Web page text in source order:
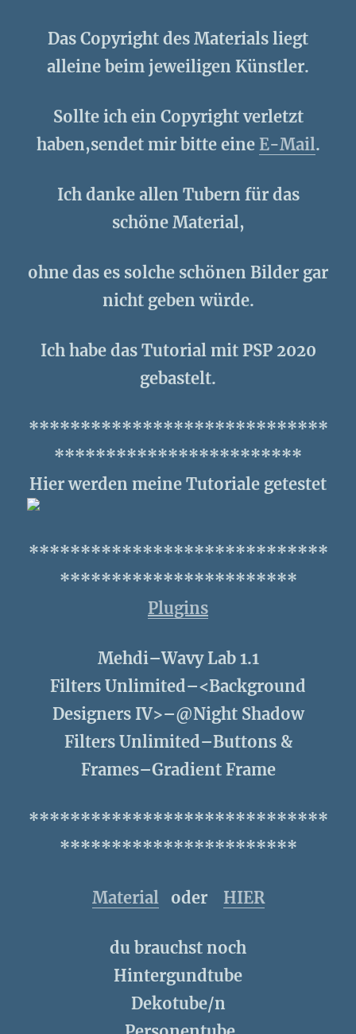
Das Copyright des Materials liegt
alleine beim jeweiligen Künstler.
Sollte ich ein Copyright verletzt
haben,sendet mir bitte eine E-Mail.
Ich danke allen Tubern für das
schöne Material,
ohne das es solche schönen Bilder gar
nicht geben würde.
Ich habe das Tutorial mit PSP 2020
gebastelt.
*****************************
************************
Hier werden meine Tutoriale getestet
*****************************
***********************
Plugins
Mehdi–Wavy Lab 1.1
Filters Unlimited–<Background
Designers IV>–@Night Shadow
Filters Unlimited–Buttons &
Frames–Gradient Frame
*****************************
***********************
Materialoder HIER
du brauchst noch
Hintergundtube
Dekotube/n